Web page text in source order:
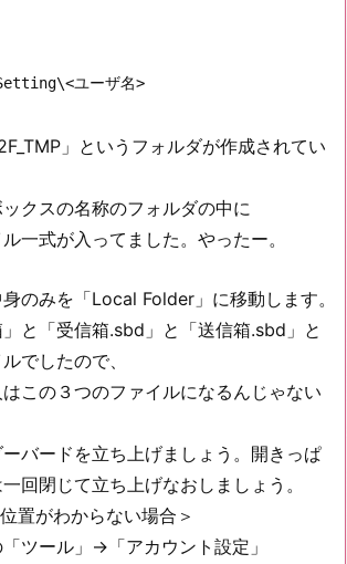
ユーザ名>
」というフォルダが作成されてい
クスの名称のフォルダの中に
一式が入ってました。やったー。
のみを「Local Folder」に移動します。
と「受信箱.sbd」と「送信箱.sbd」と
でしたので、
この３つのファイルになるんじゃない
バードを立ち上げましょう。開きっぱ
回閉じて立ち上げなおしましょう。
置がわからない場合＞
ツール」→「アカウント設定」